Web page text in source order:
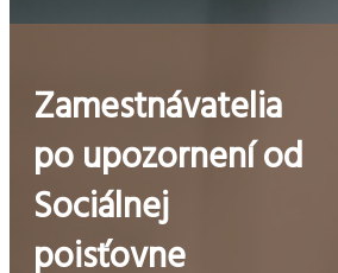
Zamestnávatelia
po upozornení od
Sociálnej
poisťovne